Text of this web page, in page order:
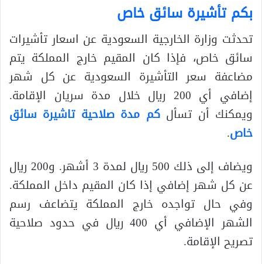
بكم تأشيرة سائق خاص
تحدثت وزارة الخارجية السعودية عن اسعار تأشيرات
سائق خاص، فإذا كان المقيم خارج المملكة يتم
مضاعفة سعر التأشيرة السعودية عن كل شهر
إضافي أي 200 ريال خلال مدة سريان الإقامة.
ويمكنك أن تسألكم مدة صلاحية تاشيرة سائق
خاص.
ويضاف إلى ذلك 500 ريال لمدة 3 أشهر. و200 ريال
عن كل شهر إضافي إذا كان المقيم داخل المملكة.
وفي حال تواجده خارج المملكة يتضاعف رسم
الشهر الإضافي أي 400 ريال في حدود صلاحية
تصريح الإقامة.